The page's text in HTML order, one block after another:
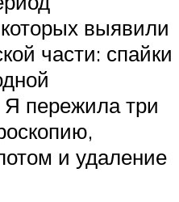
выявили
части: спайки
Я пережила три
и удаление